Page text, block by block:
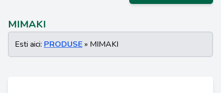
MIMAKI
Esti aici: PRODUSE » MIMAKI